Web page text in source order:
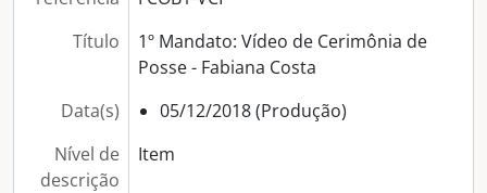
Título
1º Mandato: Vídeo de Cerimônia de
Posse - Fabiana Costa
Data(s)
05/12/2018 (Produção)
Nível de
descrição
Item